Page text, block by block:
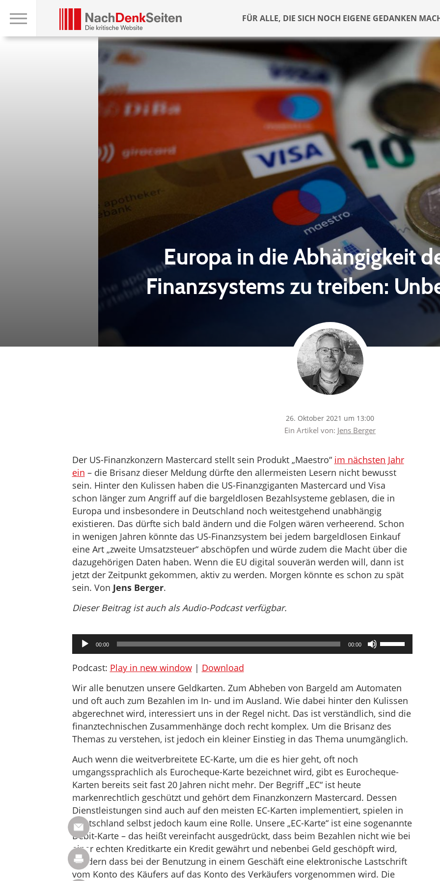
FÜR ALLE, DIE SICH NOCH EIGENE GEDANKEN
Europa in die Abhängigkeit
Finanzsystems zu treiben:
26. Oktober 2021 um 13:00
Ein Artikel von: Jens Berger
Der US-Finanzkonzern Mastercard stellt sein Produkt „Maestro“ im nächsten Jahr
ein – die Brisanz dieser Meldung dürfte den allermeisten Lesern nicht bewusst
sein. Hinter den Kulissen haben die US-Finanzgiganten Mastercard und Visa
schon länger zum Angriff auf die bargeldlosen Bezahlsysteme geblasen, die in
Europa und insbesondere in Deutschland noch weitestgehend unabhängig
existieren. Das dürfte sich bald ändern und die Folgen wären verheerend. Schon
in wenigen Jahren könnte das US-Finanzsystem bei jedem bargeldlosen Einkauf
eine Art „zweite Umsatzsteuer“ abschöpfen und würde zudem die Macht über die
dazugehörigen Daten haben. Wenn die EU digital souverän werden will, dann ist
jetzt der Zeitpunkt gekommen, aktiv zu werden. Morgen könnte es schon zu spät
sein. Von Jens Berger.
Dieser Beitrag ist auch als Audio-Podcast verfügbar.
Audio-
Player
00:00 00:00
Pfeiltasten
Hoch/Runter
die
Lautstärke
zu
regeln.
Podcast: Play in new window| Download
Wir alle benutzen unsere Geldkarten. Zum Abheben von Bargeld am Automaten
und oft auch zum Bezahlen im In- und im Ausland. Wie dabei hinter den Kulissen
abgerechnet wird, interessiert uns in der Regel nicht. Das ist verständlich, sind die
finanztechnischen Zusammenhänge doch recht komplex. Um die Brisanz des
Themas zu verstehen, ist jedoch ein kleiner Einstieg in das Thema unumgänglich.
Auch wenn die weitverbreitete EC-Karte, um die es hier geht, oft noch
umgangssprachlich als Eurocheque-Karte bezeichnet wird, gibt es Eurocheque-
Karten bereits seit fast 20 Jahren nicht mehr. Der Begriff „EC“ ist heute
markenrechtlich geschützt und gehört dem Finanzkonzern Mastercard. Dessen
Dienstleistungen sind auch auf den meisten EC-Karten implementiert, spielen in
Deutschland selbst jedoch kaum eine Rolle. Unsere „EC-Karte“ ist eine sogenannte
Debit-Karte – das heißt vereinfacht ausgedrückt, dass beim Bezahlen nicht wie bei
einer echten Kreditkarte ein Kredit gewährt und nebenbei Geld geschöpft wird,
sondern dass bei der Benutzung in einem Geschäft eine elektronische Lastschrift
vom Konto des Käufers auf das Konto des Verkäufers vorgenommen wird. Die